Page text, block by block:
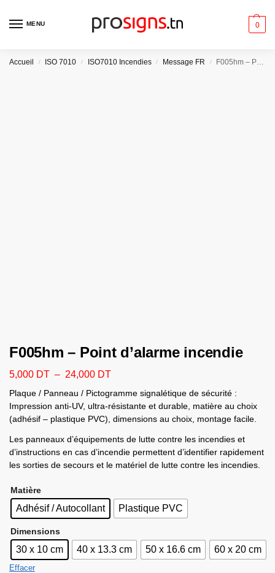
MENU 0
Accueil / ISO 7010 / ISO7010 Incendies / Message FR / F005hm – Point d’alarme incendie
F005hm – Point d’alarme incendie
5,000 DT – 24,000 DT
Plaque / Panneau / Pictogramme signalétique de sécurité :
Impression anti-UV, ultra-résistante et durable, matière au choix
(adhésif – plastique PVC), dimensions au choix, montage facile.
Les panneaux d’équipements de lutte contre les incendies et
d’instructions en cas d’incendie permettent d’identifier rapidement
les sorties de secours et le matériel de lutte contre les incendies.
Matière
Adhésif / Autocollant Plastique PVC
Dimensions
30 x 10 cm 40 x 13.3 cm 50 x 16.6 cm 60 x 20 cm
Effacer